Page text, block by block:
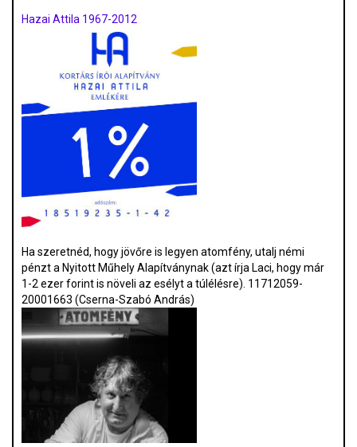
Hazai Attila 1967-2012
Ha szeretnéd, hogy jövőre is legyen atomfény, utalj némi
pénzt a Nyitott Műhely Alapítványnak (azt írja Laci, hogy már
1-2 ezer forint is növeli az esélyt a túlélésre). 11712059-
20001663 (Cserna-Szabó András)